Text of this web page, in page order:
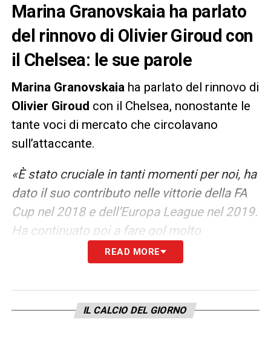
Marina Granovskaia ha parlato
del rinnovo di Olivier Giroud con
il Chelsea: le sue parole
Marina Granovskaia ha parlato del rinnovo di
Olivier Giroud con il Chelsea, nonostante le
tante voci di mercato che circolavano
sull’attaccante.
«È stato cruciale in tanti momenti per noi, ha
dato il suo contributo nelle vittorie della FA
Cup nel 2018 e dell’Europa League nel 2019.
Ha continuato poi a fare gol molto
importanti e non lo dimenticheremo, come
quello contro l’Atletico Madrid per la
conquista della Champions League di
questa stagione. Non potevamo fare altro
READ MORE
IL CALCIO DEL GIORNO